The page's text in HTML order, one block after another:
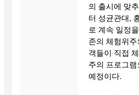
의 출시에 맞
터 성균관대,
로 계속 일정
존의 체험위
객들이 직접
주의 프로그
예정이다.